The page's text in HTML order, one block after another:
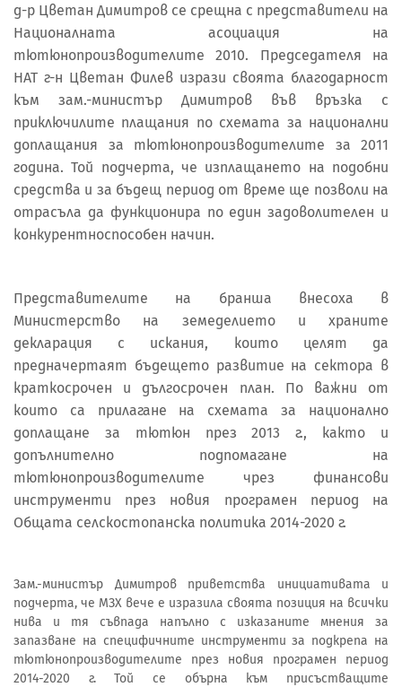
д-р Цветан Димитров се срещна с представители на
Националната асоциация на
тютюнопроизводителите 2010. Председателя на
НАТ г-н Цветан Филев изрази своята благодарност
към зам.-министър Димитров във връзка с
приключилите плащания по схемата за национални
доплащания за тютюнопроизводителите за 2011
година. Той подчерта, че изплащането на подобни
средства и за бъдещ период от време ще позволи на
отрасъла да функционира по един задоволителен и
конкурентноспособен начин.
Представителите на бранша внесоха в
Министерство на земеделието и храните
декларация с искания, които целят да
предначертаят бъдещето развитие на сектора в
краткосрочен и дългосрочен план. По важни от
които са прилагане на схемата за национално
доплащане за тютюн през 2013 г., както и
допълнително подпомагане на
тютюнопроизводителите чрез финансови
инструменти през новия програмен период на
Общата селскостопанска политика 2014-2020 г.
Зам.-министър Димитров приветства инициативата и
подчерта, че МЗХ вече е изразила своята позиция на всички
нива и тя съвпада напълно с изказаните мнения за
запазване на специфичните инструменти за подкрепа на
тютюнопроизводителите през новия програмен период
2014-2020 г. Той се обърна към присъстващите